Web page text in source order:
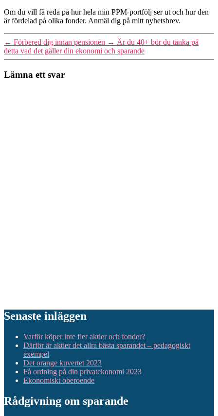
Om du vill få reda på hur hela min PPM-portfölj ser ut och hur den
är fördelad på olika fonder. Anmäl dig på mitt nyhetsbrev.
← Förbered dig innan pensionen → Är du 40+ bör du tänka på
detta vad det gäller din ekonomi och sparande
Lämna ett svar
Senaste inläggen
Varför köper inte fler aktier och fonder?
Därför är aktier det allra bästa sparandet – pedagogiskt
exempel
Det orange kuvertet 2023
Få ordning på din privatekonomi 2023
Ekonomiskt oberoende
Rådgivning om sparande